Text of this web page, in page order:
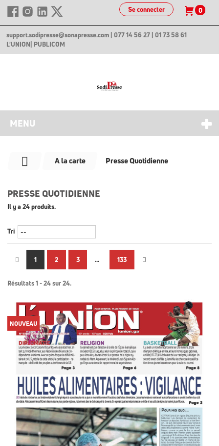
Se connecter 0
support.sodipresse@sonapresse.com | 077 14 56 27 | 01 73 58 61
L'UNION | PUBLICOM
MENU
A la carte Presse Quotidienne
PRESSE QUOTIDIENNE
Il y a 24 produits.
Tri
1 2 3 ... 133
Résultats 1 - 24 sur 24.
NOUVEAU